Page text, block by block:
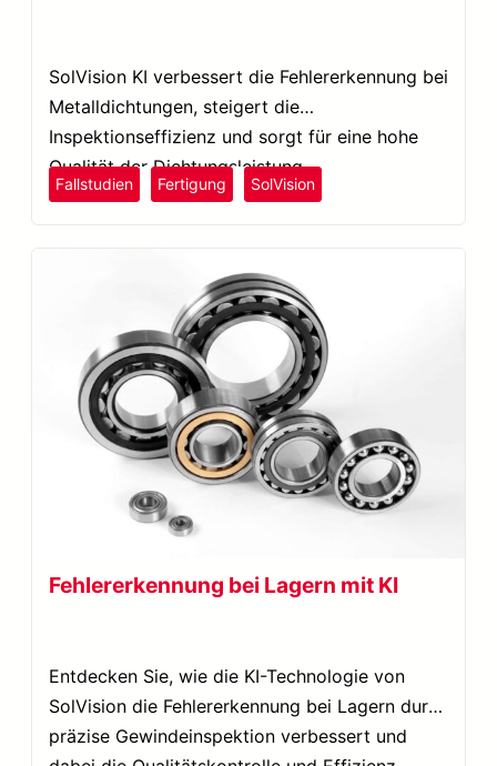
SolVision KI verbessert die Fehlererkennung bei
Metalldichtungen, steigert die
Inspektionseffizienz und sorgt für eine hohe
Qualität der Dichtungsleistung.
Fallstudien Fertigung SolVision
Fehlererkennung bei Lagern mit KI
Entdecken Sie, wie die KI-Technologie von
SolVision die Fehlererkennung bei Lagern durch
präzise Gewindeinspektion verbessert und